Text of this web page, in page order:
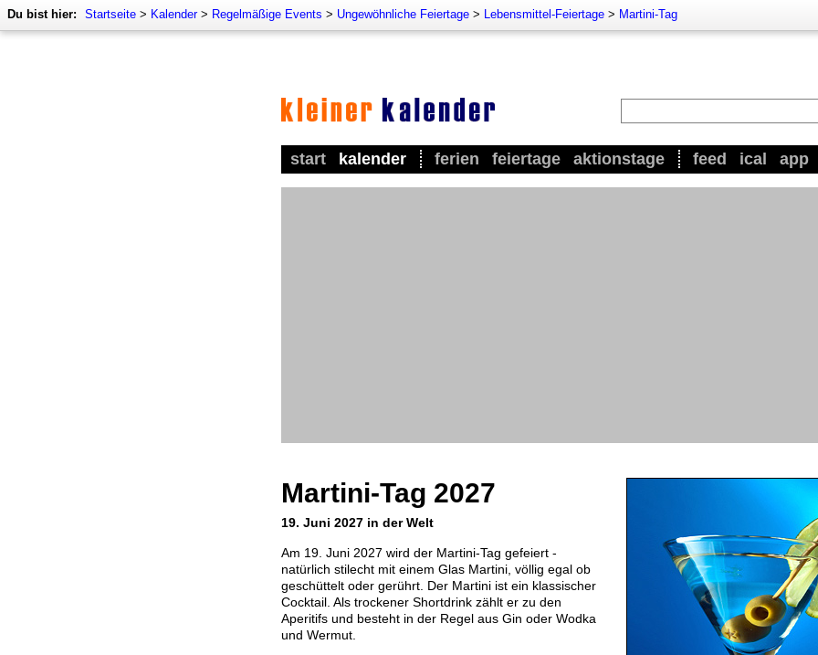
Du bist hier: Startseite > Kalender> Regelmäßige Events > Ungewöhnliche Feiertage > Lebensmittel-Feiertage > Martini-Tag
start kalender ferien feiertage aktionstage feed ical app
Martini-Tag 2027
19. Juni 2027 in der Welt
Am 19. Juni 2027 wird der Martini-Tag gefeiert -
natürlich stilecht mit einem Glas Martini, völlig egal ob
geschüttelt oder gerührt. Der Martini ist ein klassischer
Cocktail. Als trockener Shortdrink zählt er zu den
Aperitifs und besteht in der Regel aus Gin oder Wodka
und Wermut.